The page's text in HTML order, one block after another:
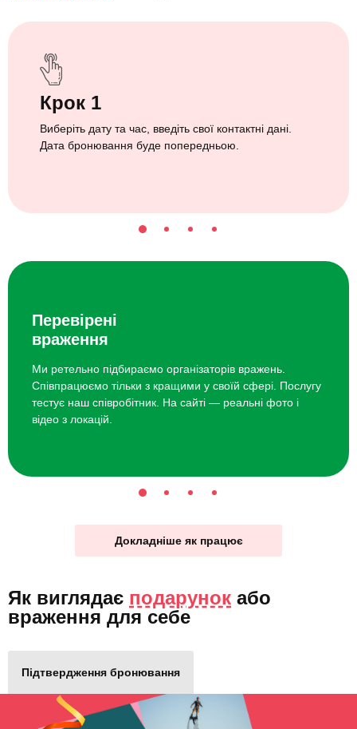
Крок 1
Виберіть дату та час, введіть свої контактні дані.
Дата бронювання буде попередньою.
Перевірені
враження
Ми ретельно підбираємо організаторів вражень.
Співпрацюємо тільки з кращими у своїй сфері. Послугу
тестує наш співробітник. На сайті — реальні фото і
відео з локацій.
Докладніше як працює
Як виглядає подарунок або
враження для себе
Підтвердження бронювання